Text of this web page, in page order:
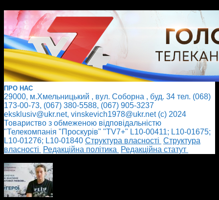
ПРО НАС
29000, м.Хмельницький , вул. Соборна , буд. 34 тел. (068)
173-00-73, (067) 380-5588, (067) 905-3237
eksklusiv@ukr.net, vinskevich1978@ukr.net (с) 2024
Товариство з обмеженою відповідальністю
"Телекомпанія "Проскурів" "TV7+" L10-00411; L10-01675;
L10-01276; L10-01840 Cтруктура власності Cтруктура
власності
Редакційна політика
Редакційна статут